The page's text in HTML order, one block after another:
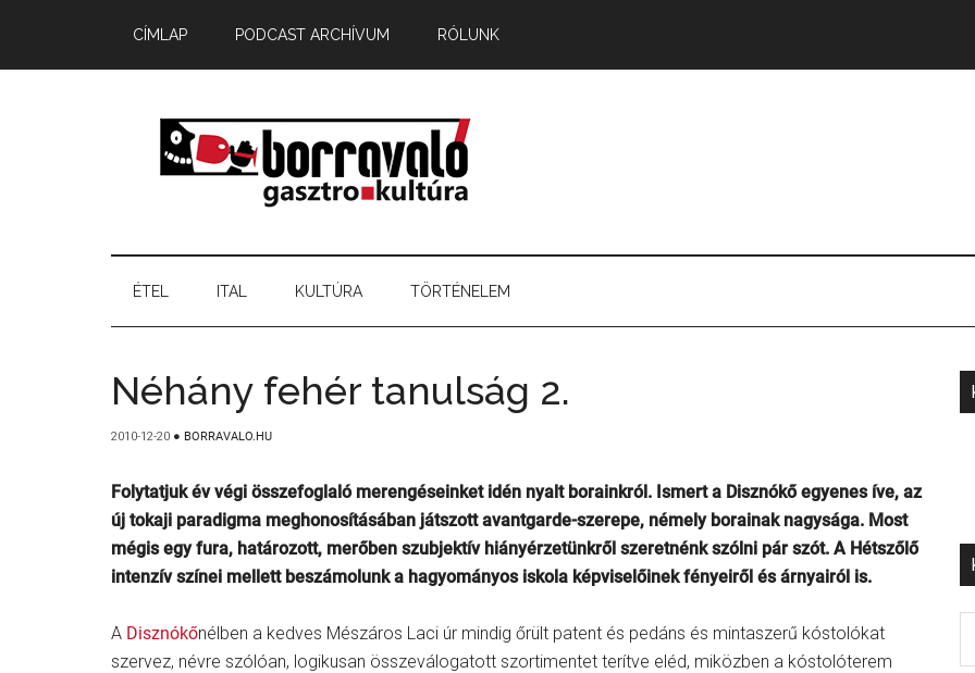
CÍMLAP PODCAST ARCHÍVUM RÓLUNK
ÉTEL ITAL KULTÚRA TÖRTÉNELEM
Néhány fehér tanulság 2.
2010-12-20 ● BORRAVALO.HU
Folytatjuk év végi összefoglaló merengéseinket idén nyalt borainkról. Ismert a Disznókő egyenes íve, az
új tokaji paradigma meghonosításában játszott avantgarde-szerepe, némely borainak nagysága. Most
mégis egy fura, határozott, merőben szubjektív hiányérzetünkről szeretnénk szólni pár szót. A Hétszőlő
intenzív színei mellett beszámolunk a hagyományos iskola képviselőinek fényeiről és árnyairól is.
A Disznókőnélben a kedves Mészáros Laci úr mindig őrült patent és pedáns és mintaszerű kóstolókat
szervez, névre szólóan, logikusan összeválogatott szortimentet terítve eléd, miközben a kóstolóterem